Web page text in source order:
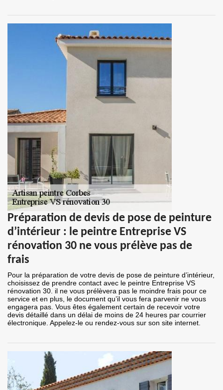
Préparation de devis de pose de peinture
d’intérieur : le peintre Entreprise VS
rénovation 30 ne vous prélève pas de
frais
Pour la préparation de votre devis de pose de peinture d’intérieur,
choisissez de prendre contact avec le peintre Entreprise VS
rénovation 30. il ne vous prélèvera pas le moindre frais pour ce
service et en plus, le document qu’il vous fera parvenir ne vous
engagera pas. Vous êtes également certain de recevoir votre
devis détaillé dans un délai de moins de 24 heures par courrier
électronique. Appelez-le ou rendez-vous sur son site internet.